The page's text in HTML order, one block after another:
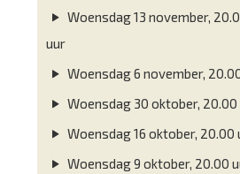
Woensdag 13 november,
uur
Woensdag 6 november,
Woensdag 30 oktober, 20.00
Woensdag 16 oktober, 20.00
Woensdag 9 oktober, 20.00